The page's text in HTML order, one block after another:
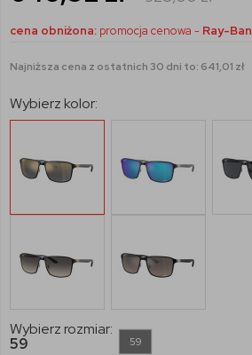
cena obniżona: promocja cenowa - Ray-Ban
Najniższa cena z ostatnich 30 dni to: 641,01 zł
Wybierz kolor:
Wybierz rozmiar:
59
59